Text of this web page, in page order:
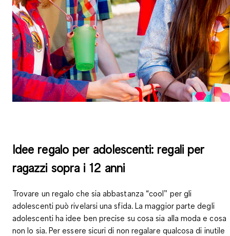
Idee regalo per adolescenti: regali per
ragazzi sopra i 12 anni
Trovare un regalo che sia abbastanza “cool” per gli
adolescenti può rivelarsi una sfida. La maggior parte degli
adolescenti ha idee ben precise su cosa sia alla moda e cosa
non lo sia. Per essere sicuri di non regalare qualcosa di inutile